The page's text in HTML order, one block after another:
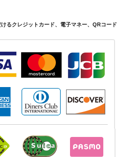
るクレジットカード、電子マネー、QRコード